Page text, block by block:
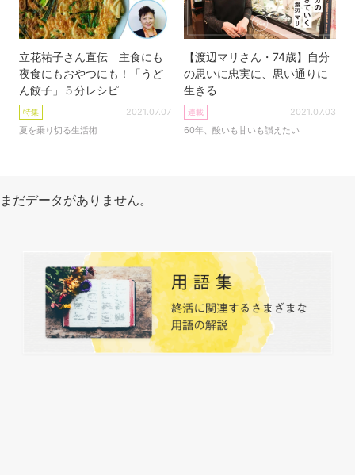
立花祐子さん直伝 主食にも
夜食にもおやつにも！「うど
ん餃子」５分レシピ
特集
夏を乗り切る生活術
2021.07.07
【渡辺マリさん・74歳】自分
の思いに忠実に、思い通りに
生きる
連載
60年、酸いも甘いも讃えたい
2021.07.03
まだデータがありません。